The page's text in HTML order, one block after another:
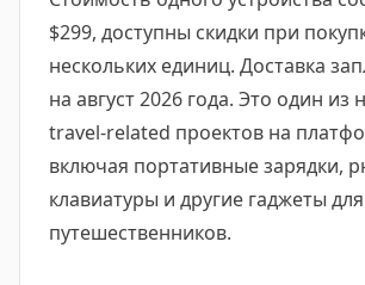
$299, доступны скидки при
нескольких единиц. Доставка
на август 2026 года. Это один из
travel-related проектов на
включая портативные зарядки,
клавиатуры и другие гаджеты для
путешественников.